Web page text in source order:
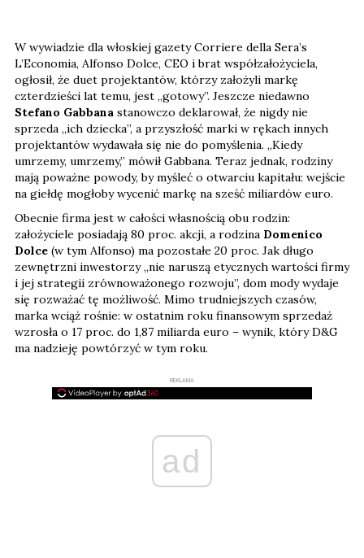
W wywiadzie dla włoskiej gazety Corriere della Sera’s
L’Economia, Alfonso Dolce, CEO i brat współzałożyciela,
ogłosił, że duet projektantów, którzy założyli markę
czterdzieści lat temu, jest „gotowy”. Jeszcze niedawno
Stefano Gabbana stanowczo deklarował, że nigdy nie
sprzeda „ich dziecka”, a przyszłość marki w rękach innych
projektantów wydawała się nie do pomyślenia. „Kiedy
umrzemy, umrzemy,” mówił Gabbana. Teraz jednak, rodziny
mają poważne powody, by myśleć o otwarciu kapitału: wejście
na giełdę mogłoby wycenić markę na sześć miliardów euro.
Obecnie firma jest w całości własnością obu rodzin:
założyciele posiadają 80 proc. akcji, a rodzina Domenico
Dolce (w tym Alfonso) ma pozostałe 20 proc. Jak długo
zewnętrzni inwestorzy „nie naruszą etycznych wartości firmy
i jej strategii zrównoważonego rozwoju”, dom mody wydaje
się rozważać tę możliwość. Mimo trudniejszych czasów,
marka wciąż rośnie: w ostatnim roku finansowym sprzedaż
wzrosła o 17 proc. do 1,87 miliarda euro – wynik, który D&G
ma nadzieję powtórzyć w tym roku.
REKLAMA
ad